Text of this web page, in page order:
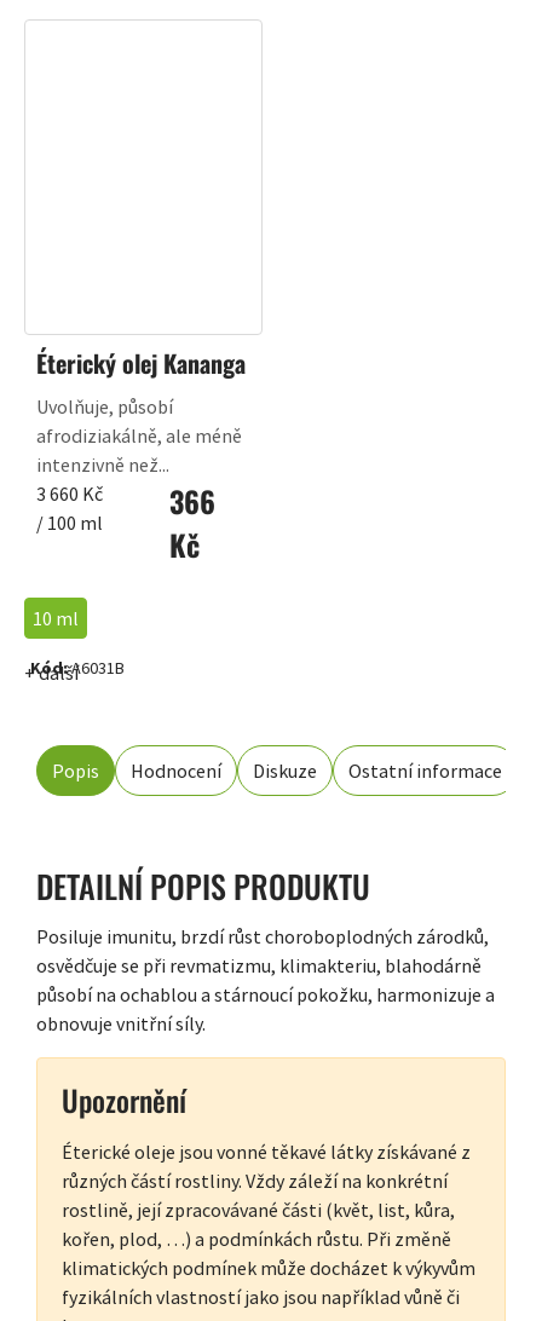
Éterický olej Kananga
366
Kč
Měrná
cena:
3 660 Kč
/ 100 ml
Uvolňuje, působí
afrodiziakálně, ale méně
intenzivně než...
10 ml
+ další
Kód:A6031B
Popis Hodnocení Diskuze Ostatní informace
DETAILNÍ POPIS PRODUKTU
Posiluje imunitu, brzdí růst choroboplodných zárodků,
osvědčuje se při revmatizmu, klimakteriu, blahodárně
působí na ochablou a stárnoucí pokožku, harmonizuje a
obnovuje vnitřní síly.
Upozornění
Éterické oleje jsou vonné těkavé látky získávané z
různých částí rostliny. Vždy záleží na konkrétní
rostlině, její zpracovávané části (květ, list, kůra,
kořen, plod, …) a podmínkách růstu. Při změně
klimatických podmínek může docházet k výkyvům
fyzikálních vlastností jako jsou například vůně či